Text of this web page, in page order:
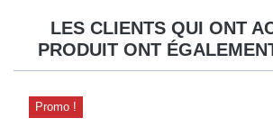
LES CLIENTS QUI ONT
PRODUIT ONT
Promo !